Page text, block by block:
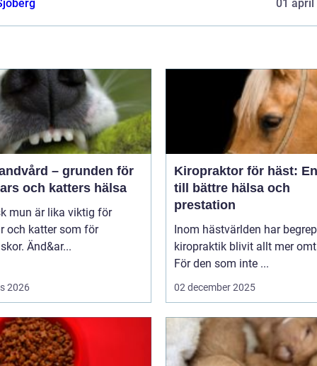
01 april
– grunden för
och katters hälsa
mun är lika viktig för
och katter som för
Änd&ar...
2026
Kiropraktor för häst:
till bättre hälsa och
prestation
Inom hästvärlden har
kiropraktik blivit allt mer
För den som inte ...
02 december 2025